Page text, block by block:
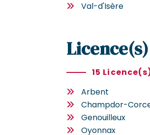
Val-d'Isère
15
Arbent
Champdor-
Genouilleux
Oyonnax